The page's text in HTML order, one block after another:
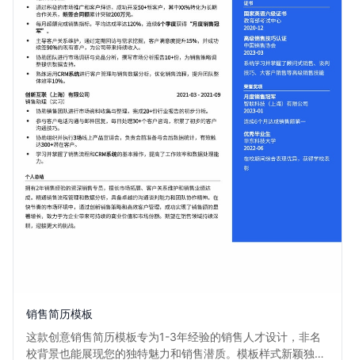
销售简历模板
这款创意销售简历模板专为1-3年经验的销售人才设计，非名
校背景也能展现您的独特魅力和销售潜质。模板样式新颖独